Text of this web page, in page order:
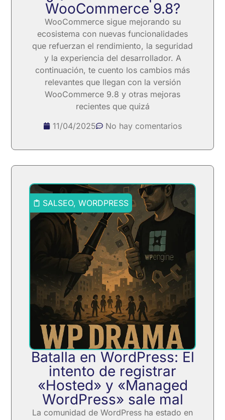
WooCommerce 9.8?
WooCommerce sigue mejorando su
ecosistema con nuevas funcionalidades
que refuerzan el rendimiento, la seguridad
y la experiencia del desarrollador. A
continuación, te cuento los cambios más
relevantes que llegan con la versión
WooCommerce 9.8 y otras mejoras
recientes que quizá
11/04/2025
No hay comentarios
SALSEO,WORDPRESS
Batalla en WordPress: El
intento de registrar
«Hosted» y «Managed
WordPress» sale mal
La comunidad de WordPress ha estado en